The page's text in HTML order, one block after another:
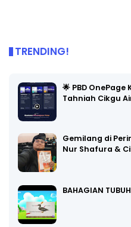
TRENDING!
🌟 PBD
Tahniah Cikgu
Gemilang di
Nur Shafura &
BAHAGIAN